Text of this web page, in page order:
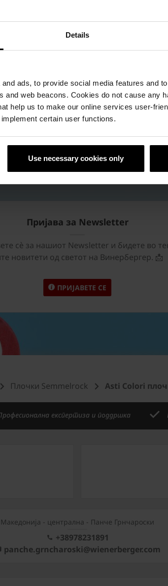
Details
ads, to provide social media features and
web beacons. Cookies do not cause any
help us to make our online services user-
certain user functions.
Use necessary cookies only
Висина Потрошувачка
Пријава за Newsletter
сѐ за нашиот Newsletter и бидете во
новитети од светот на Винербергер. 📩
ПРИЈАВЕТЕ СЕ
Плочки Semmelrock Asti Colori
експертиза и поддршка
Mакедонија - централна - Панче Грнчароски
+38978231891
panche.grncharoski@wienerberger.com